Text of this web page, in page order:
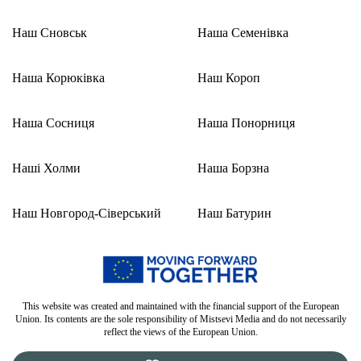
Наш Сновськ
Наша Корюківка
Наша Сосниця
Наші Холми
Наш Новгород-Сіверський
Наша Семенівка
Наш Короп
Наша Понорниця
Наша Борзна
Наш Батурин
This website was created and maintained with the financial support of the European
Union. Its contents are the sole responsibility of Mistsevi Media and do not necessarily
reflect the views of the European Union.